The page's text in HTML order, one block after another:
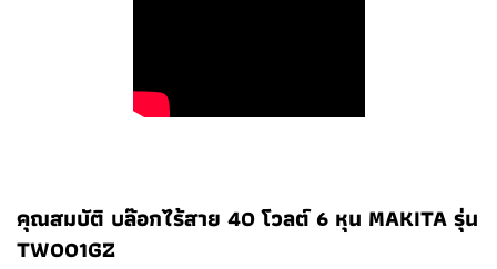
คุณสมบัติ บล๊อกไร้สาย 40 โวลต์ 6 หุน MAKITA รุ่น
TW001GZ